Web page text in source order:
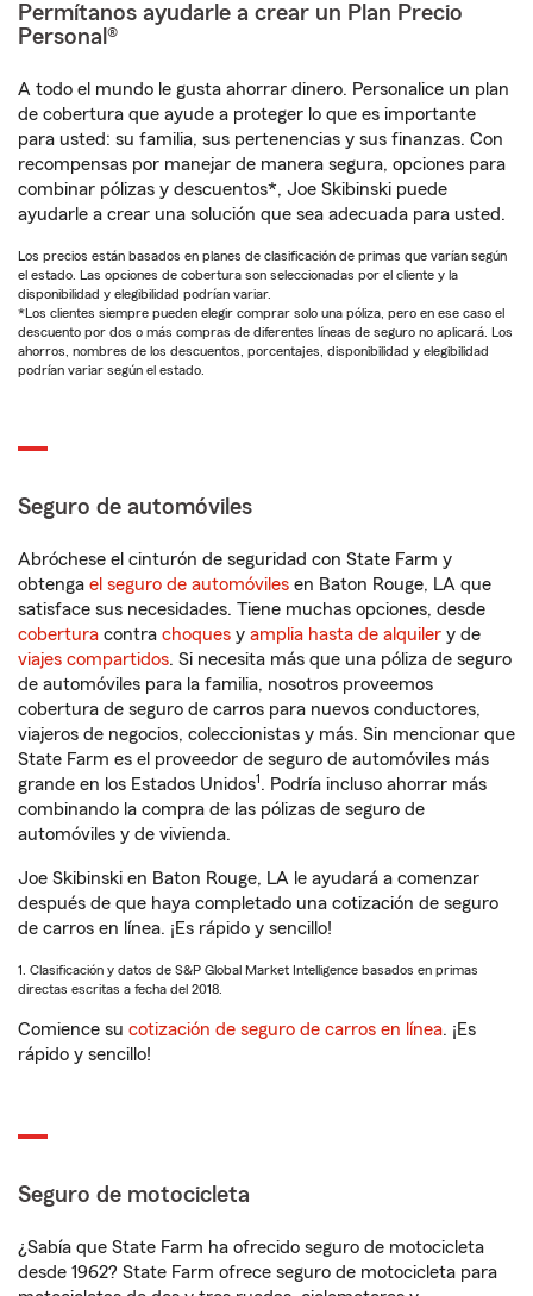
Permítanos ayudarle a crear un Plan Precio
Personal®
A todo el mundo le gusta ahorrar dinero. Personalice un plan
de cobertura que ayude a proteger lo que es importante
para usted: su familia, sus pertenencias y sus finanzas. Con
recompensas por manejar de manera segura, opciones para
combinar pólizas y descuentos*, Joe Skibinski puede
ayudarle a crear una solución que sea adecuada para usted.
Los precios están basados en planes de clasificación de primas que varían según
el estado. Las opciones de cobertura son seleccionadas por el cliente y la
disponibilidad y elegibilidad podrían variar.
*Los clientes siempre pueden elegir comprar solo una póliza, pero en ese caso el
descuento por dos o más compras de diferentes líneas de seguro no aplicará. Los
ahorros, nombres de los descuentos, porcentajes, disponibilidad y elegibilidad
podrían variar según el estado.
Seguro de automóviles
Abróchese el cinturón de seguridad con State Farm y
obtenga el seguro de automóviles en Baton Rouge, LA que
satisface sus necesidades. Tiene muchas opciones, desde
cobertura contra choques y amplia hasta de alquiler y de
viajes compartidos. Si necesita más que una póliza de seguro
de automóviles para la familia, nosotros proveemos
cobertura de seguro de carros para nuevos conductores,
viajeros de negocios, coleccionistas y más. Sin mencionar que
State Farm es el proveedor de seguro de automóviles más
grande en los Estados Unidos1. Podría incluso ahorrar más
combinando la compra de las pólizas de seguro de
automóviles y de vivienda.
Joe Skibinski en Baton Rouge, LA le ayudará a comenzar
después de que haya completado una cotización de seguro
de carros en línea. ¡Es rápido y sencillo!
1. Clasificación y datos de S&P Global Market Intelligence basados en primas
directas escritas a fecha del 2018.
Comience su cotización de seguro de carros en línea. ¡Es
rápido y sencillo!
Seguro de motocicleta
¿Sabía que State Farm ha ofrecido seguro de motocicleta
desde 1962? State Farm ofrece seguro de motocicleta para